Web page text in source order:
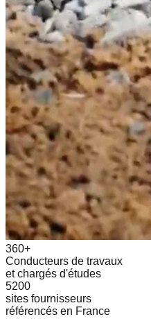
360+
Conducteurs de travaux
et chargés d'études
5200
sites fournisseurs
référencés en France